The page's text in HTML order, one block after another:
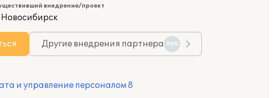
внедрение/проект
Другие внедрения партнера 960
и управление персоналом 8